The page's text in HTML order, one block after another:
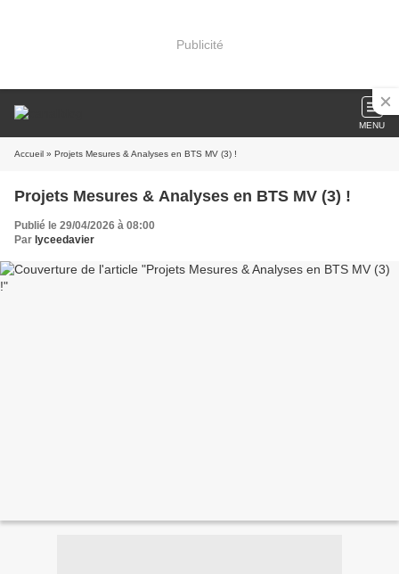
Publicité
MENU
Accueil » Projets Mesures & Analyses en BTS MV (3) !
Projets Mesures & Analyses en BTS MV (3) !
Publié le 29/04/2026 à 08:00
Par lyceedavier